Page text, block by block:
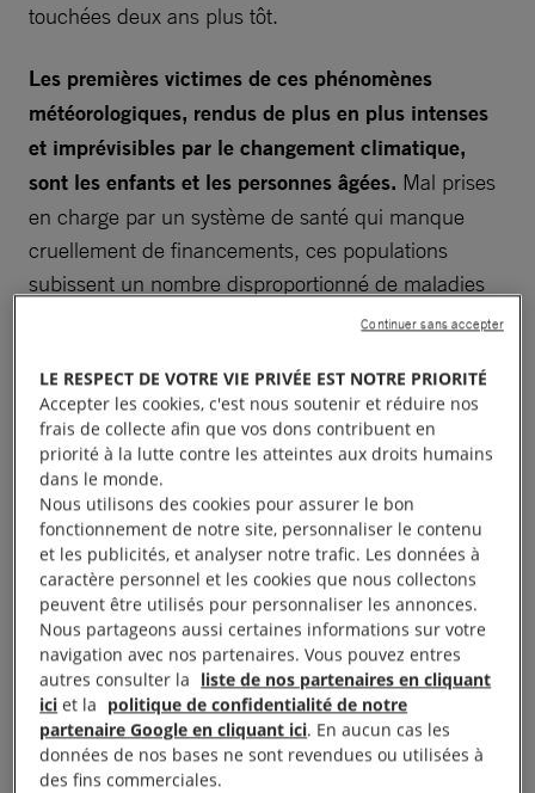
touchées deux ans plus tôt.
Les premières victimes de ces phénomènes
météorologiques, rendus de plus en plus intenses
et imprévisibles par le changement climatique,
sont les enfants et les personnes âgées. Mal prises
en charge par un système de santé qui manque
cruellement de financements, ces populations
subissent un nombre disproportionné de maladies
ces victimes sont
sur les victimes de la crise climatique au
Pakistan.
Face à ces lacunes insupportables, nous publions
un rapport,Uncounted : Invisible deaths of older
people and children during climate disasters in
Pakistan, pour ne pas oublier ces victimes de la
crise climatique au Pakistan.
LE RESPECT DE VOTRE VIE PRIVÉE EST NOTRE PRIORITÉ
Accepter les cookies, c'est nous soutenir et réduire nos
frais de collecte afin que vos dons contribuent en
priorité à la lutte contre les atteintes aux droits humains
dans le monde.
Nous utilisons des cookies pour assurer le bon
fonctionnement de notre site, personnaliser le contenu
et les publicités, et analyser notre trafic. Les données à
caractère personnel et les cookies que nous collectons
peuvent être utilisés pour personnaliser les annonces.
Nous partageons aussi certaines informations sur votre
navigation avec nos partenaires. Vous pouvez entres
autres consulter la liste de nos partenaires en cliquant
ici et la politique de confidentialité de notre
partenaire Google en cliquant ici. En aucun cas les
données de nos bases ne sont revendues ou utilisées à
des fins commerciales.
Continuer sans accepter